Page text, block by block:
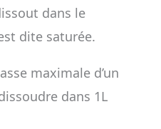
dans le
dite saturée.
maximale d’un
dans 1L